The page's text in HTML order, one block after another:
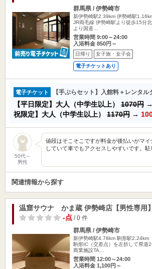
群馬県 / 伊勢崎市
新伊勢崎駅2.39km 伊勢崎駅
JR両毛線 伊勢崎駅より徒歩15分
より国道…
営業時間 9:00～24:00
入浴料金 850円～
日帰り 女子旅・女子会
電子チケットあり
電子チケット 【手ぶらセット】入館料＋レンタ
【平日限定】大人（中学生以上） 1070円 →
祝限定】大人（中学生以上） 1170円 →
50代～
男性
値段はそこそこですが料金が後払いがマ
していて車でもアクセスしやすいです。駐
関連情報から探す
温窟サウナ かま蔵 伊勢崎店【男性専用】
-点/ 0 件
群馬県 / 伊勢崎市
新伊勢崎駅4.78km 駒形駅2.24km
駒形IC（交差点）を左折して県道
商業施設TA…
営業時間 12:00～24:00
入浴料金 1,100円～